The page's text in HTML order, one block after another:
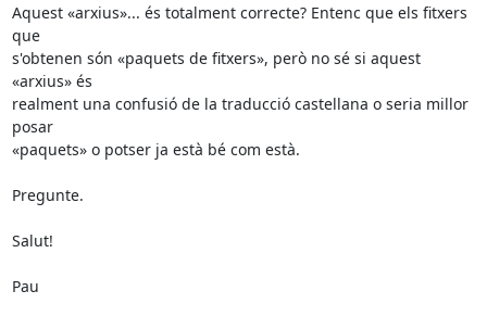
Aquest «arxius»... és totalment correcte? Entenc que els fitxers
que
s'obtenen són «paquets de fitxers», però no sé si aquest
«arxius» és
realment una confusió de la traducció castellana o seria millor
posar
«paquets» o potser ja està bé com està.
Pregunte.
Salut!
Pau